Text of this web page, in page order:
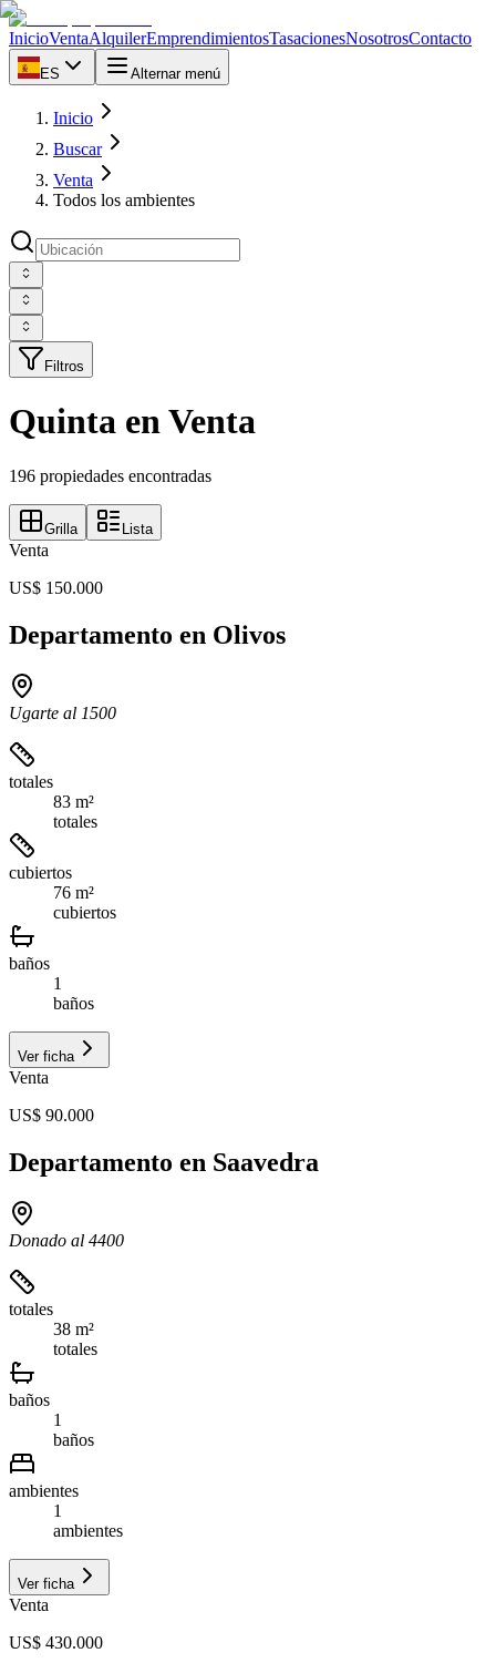
InicioVentaAlquilerEmprendimientosTasacionesNosotrosContacto
ES Alternar menú
Inicio
Buscar
Venta
Todos los ambientes
Filtros
Quinta en Venta
196 propiedades encontradas
Grilla Lista
Venta
US$ 150.000
Departamento en Olivos
Ugarte al 1500
totales
83 m²
totales
cubiertos
76 m²
cubiertos
baños
1
baños
Ver ficha
Venta
US$ 90.000
Departamento en Saavedra
Donado al 4400
totales
38 m²
totales
baños
1
baños
ambientes
1
ambientes
Ver ficha
Venta
US$ 430.000